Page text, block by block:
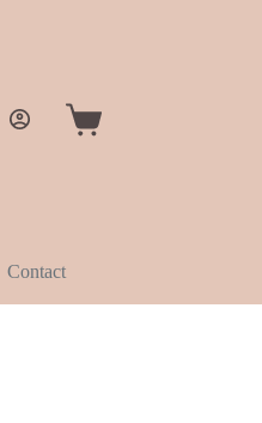
Winkelwagen
Contact